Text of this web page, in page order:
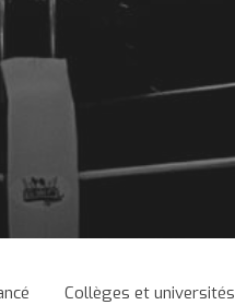
Collèges et universités